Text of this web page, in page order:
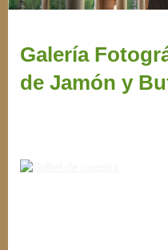
Galería
de Jamón y